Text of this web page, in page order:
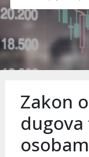
Zakon